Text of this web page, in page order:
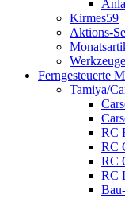
Kirmes59
Aktions-
Ferngesteuerte
Tamiya/
RC
RC
RC
RC